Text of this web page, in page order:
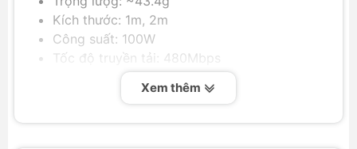
Kích thước: 1m, 2m
Công suất: 100W
Tốc độ truyền tải: 480Mbps
Output: Type-C
Cáp sạc nhanh Baseus Glimmer Series USB to Type-
C 100W là sự lựa chọn lý tưởng cho những người
Xem thêm